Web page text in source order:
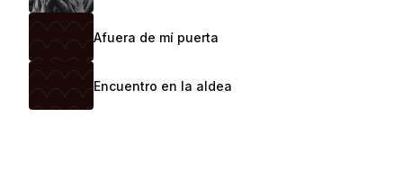
Afuera de mí puerta
Encuentro en la aldea